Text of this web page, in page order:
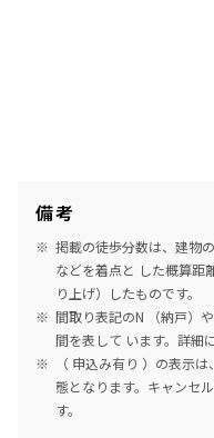
備考
掲載の徒歩分数は、建物
などを着点と した概算距
り上げ）したものです。
間取り表記のN （納戸）
間を表して います。詳細
（ 申込み有り ）の表示
態となります。キャンセ
す。